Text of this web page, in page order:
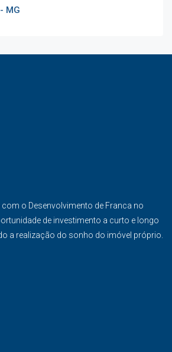
MG
o Desenvolvimento de Franca no
de investimento a curto e longo
a realização do sonho do imóvel próprio.